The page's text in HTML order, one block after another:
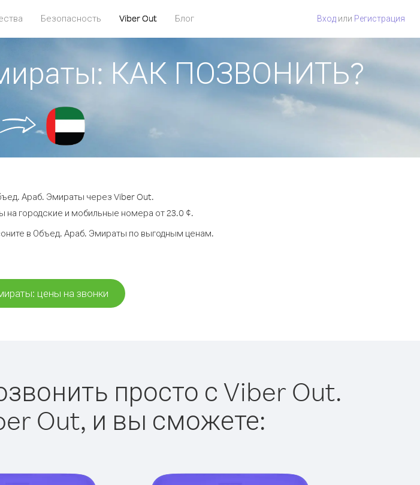
Безопасность Viber Out Блог Вход или Регистрация
КАК ПОЗВОНИТЬ?
Араб. Эмираты через Viber Out.
на городские и мобильные номера от 23.0 ¢.
в Объед. Араб. Эмираты по выгодным ценам.
цены на звонки
просто с Viber Out.
Out, и вы сможете: